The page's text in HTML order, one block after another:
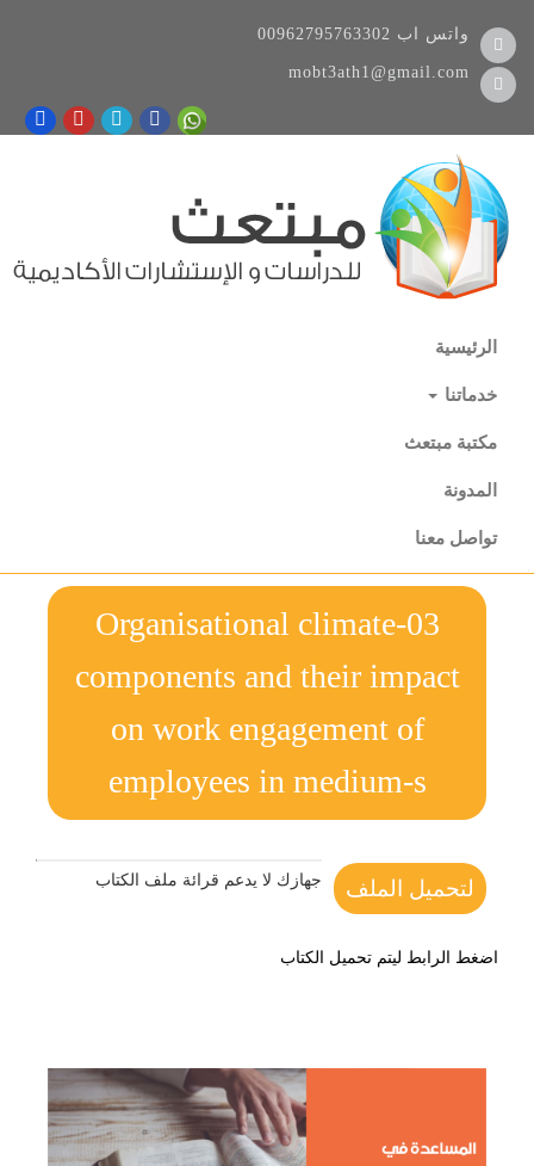
00962795763302 واتس اب
mobt3ath1@gmail.com
الرئيسية
خدماتنا
مكتبة مبتعث
المدونة
تواصل معنا
03-Organisational climate
components and their impact
on work engagement of
employees in medium-s
لتحميل الملف جهازك لا يدعم قرائة ملف الكتاب
اضغط الرابط ليتم تحميل الكتاب